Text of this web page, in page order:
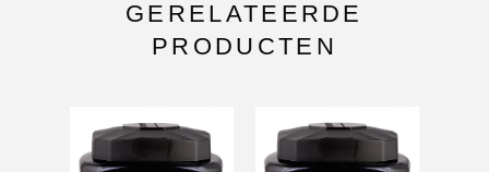
GERELATEERDE
PRODUCTEN